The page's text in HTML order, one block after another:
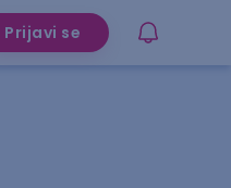
Prijavi se